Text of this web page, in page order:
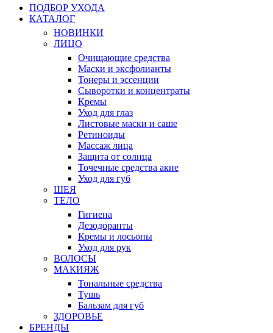
ПОДБОР УХОДА
КАТАЛОГ
НОВИНКИ
ЛИЦО
Очищающие средства
Маски и эксфолианты
Тонеры и эссенции
Сыворотки и концентраты
Кремы
Уход для глаз
Листовые маски и саше
Ретиноиды
Массаж лица
Защита от солнца
Точечные средства акне
Уход для губ
ШЕЯ
ТЕЛО
Гигиена
Дезодоранты
Кремы и лосьоны
Уход для рук
ВОЛОСЫ
МАКИЯЖ
Тональные средства
Тушь
Бальзам для губ
ЗДОРОВЬЕ
БРЕНДЫ